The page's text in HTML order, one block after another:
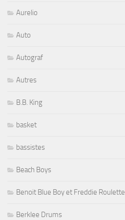
Aurelio
Auto
Autograf
Autres
B.B. King
basket
bassistes
Beach Boys
Benoit Blue Boy et Freddie Roulette
Berklee Drums